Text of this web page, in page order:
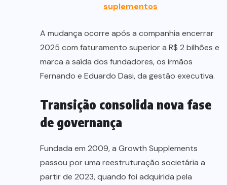
suplementos
A mudança ocorre após a companhia encerrar
2025 com faturamento superior a R$ 2 bilhões e
marca a saída dos fundadores, os irmãos
Fernando e Eduardo Dasi, da gestão executiva.
Transição consolida nova fase
de governança
Fundada em 2009, a Growth Supplements
passou por uma reestruturação societária a
partir de 2023, quando foi adquirida pela